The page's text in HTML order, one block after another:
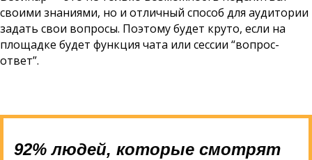
своими знаниями, но и отличный способ для аудитории
задать свои вопросы. Поэтому будет круто, если на
площадке будет функция чата или сессии “вопрос-
ответ”.
92% людей, которые смотрят